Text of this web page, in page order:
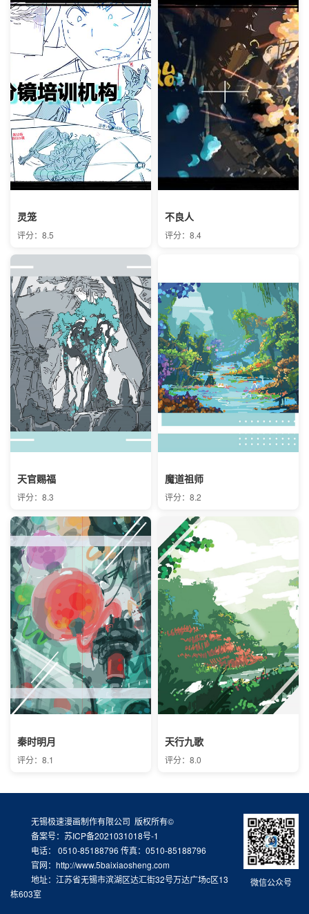
灵笼
评分：8.5
不良人
评分：8.4
天官赐福
评分：8.3
魔道祖师
评分：8.2
秦时明月
评分：8.1
天行九歌
评分：8.0
微信公众号
无锡极速漫画制作有限公司 版权所有©
备案号：苏ICP备2021031018号-1
电话： 0510-85188796 传真：0510-85188796
官网：http://www.5baixiaosheng.com
地址：江苏省无锡市滨湖区达汇街32号万达广场c区13
栋603室